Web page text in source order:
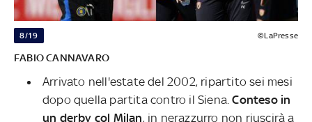
8/19 ©LaPresse
FABIO CANNAVARO
Arrivato nell'estate del 2002, ripartito sei mesi
dopo quella partita contro il Siena.Conteso in
un derby col Milan, in nerazzurro non riuscirà a